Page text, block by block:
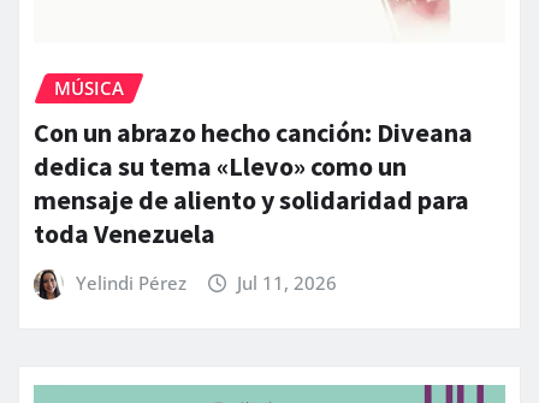
MÚSICA
Con un abrazo hecho canción: Diveana
dedica su tema «Llevo» como un
mensaje de aliento y solidaridad para
toda Venezuela
Yelindi Pérez Jul 11, 2026